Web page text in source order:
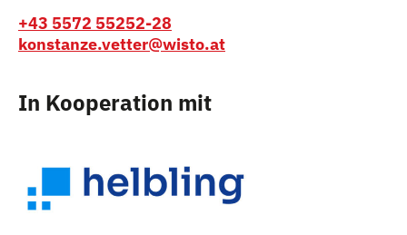
+43 5572 55252-28
konstanze.vetter@wisto.at
In Kooperation mit